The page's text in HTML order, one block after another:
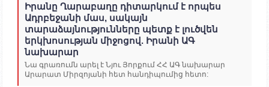
Իրանը Ղարաբաղը դիտարկում է որպես
Ադրբեջանի մաս, սակայն
տարաձայնությունները պետք է լուծվեն
երկխոսության միջոցով. Իրանի ԱԳ
նախարար
Նա գրառումն արել է Նյու Յորքում ՀՀ ԱԳ նախարար
Արարատ Միրզոյանի հետ հանդիպումից հետո: